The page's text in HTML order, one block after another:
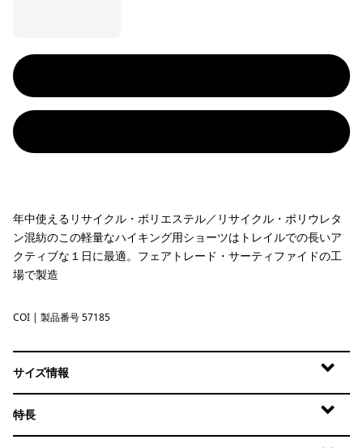
年中使えるリサイクル・ポリエステル／リサイクル・ポリウレタ
ン混紡のこの軽量なハイキング用ショーツはトレイルでの長いア
クティブな１日に最適。フェアトレード・サーティファイドの工
場で製造
Coriander Brown
COI | 製品番号 57185
サイズ情報
特長